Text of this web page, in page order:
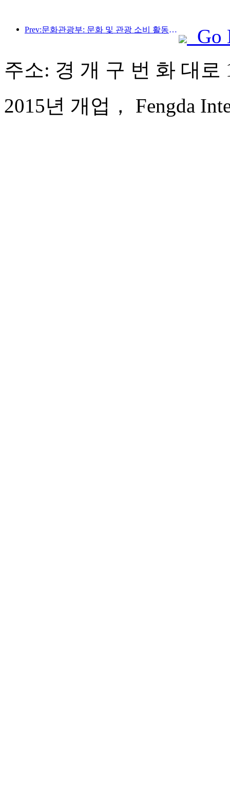
Prev:문화관광부: 문화 및 관광 소비 활동과 여행을 안내하기 위해 수요와 공급 모두에 초점을 맞춥니다.
Go
주소: 경 개 구 번 화 대로
2015년 개업， Fengda